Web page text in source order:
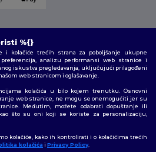
%{}
i kolačiće trećih strana za poboljšanje ukupne
analizu performansi web stranice i
iskustva pregledavanja, uključujući prilagođeni
web stranicom i oglašavanje.
kolačića u bilo kojem trenutku. Osnovni
web stranice, ne mogu se onemogućiti jer su
Međutim, možete odabrati dopuštanje ili
što su oni koji se koriste za personalizaciju,
kolačiće, kako ih kontrolirati i o kolačićima trećih
kolačića i Privacy Policy.